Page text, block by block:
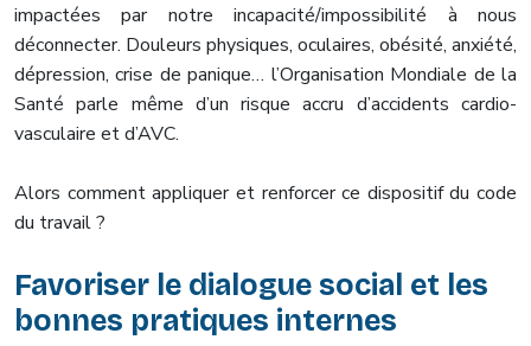
impactées par notre incapacité/impossibilité à nous
déconnecter. Douleurs physiques, oculaires, obésité, anxiété,
dépression, crise de panique… l’Organisation Mondiale de la
Santé parle même d’un risque accru d’accidents cardio-
vasculaire et d’AVC.
Alors comment appliquer et renforcer ce dispositif du code
du travail ?
Favoriser le dialogue social et les
bonnes pratiques internes